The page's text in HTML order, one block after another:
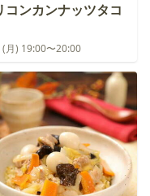
コンカンナッツタコ
月) 19:00〜20:00